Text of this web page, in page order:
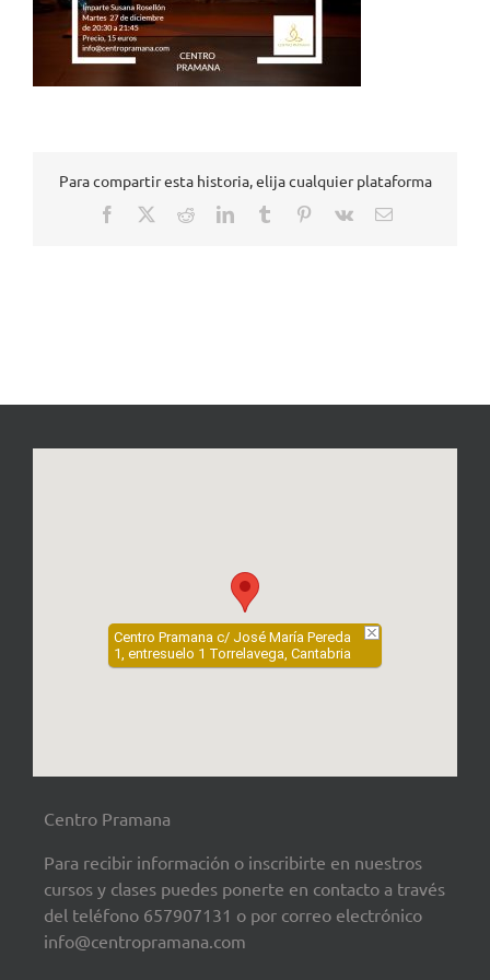
Para compartir esta historia, elija cualquier plataforma
Facebook RedditLinkedInTumblr Pinterest
Vk
Correo
Centro Pramana c/ José María Pereda
1, entresuelo 1 Torrelavega, Cantabria
Centro Pramana
Para recibir información o inscribirte en nuestros
cursos y clases puedes ponerte en contacto a través
del teléfono 657907131 o por correo electrónico
info@centropramana.com